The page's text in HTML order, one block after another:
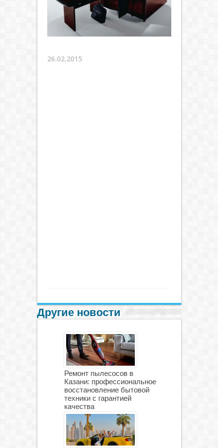
26.02.2015
Другие новости
Ремонт пылесосов в
Казани: профессиональное
восстановление бытовой
техники с гарантией
качества